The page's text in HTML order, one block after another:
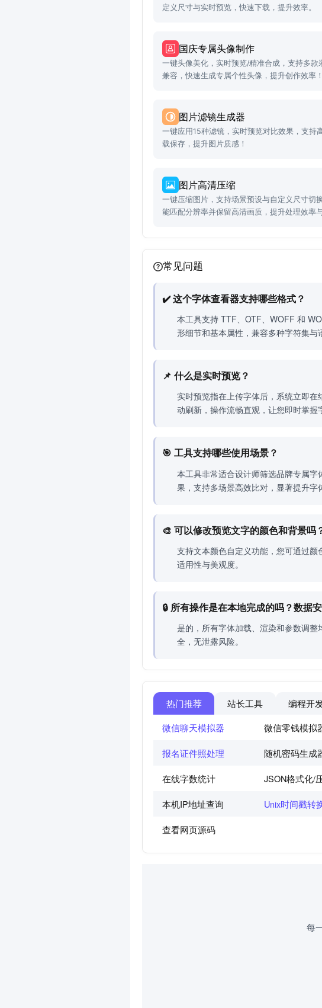
定义尺寸与实时预览，快速下载，提升效率。
国庆专属头像制作
一键头像美化，实时预览/精准合成，支持多款
兼容，快速生成专属个性头像，提升创作效率！
图片滤镜生成器
一键应用15种滤镜，实时预览对比效果，支持
载保存，提升图片质感！
图片高清压缩
一键压缩图片，支持场景预设与自定义尺寸切
能匹配分辨率并保留高清画质，提升处理效率
常见问题
✔️ 这个字体查看器支持哪些格式？
本工具支持 TTF、OTF、WOFF 和
形细节和基本属性，兼容多种字符集与
📌 什么是实时预览？
实时预览指在上传字体后，系统立即
动刷新，操作流畅直观，让您即时掌握
🎯 工具支持哪些使用场景？
本工具非常适合设计师筛选品牌专属
果，支持多场景高效比对，显著提升字
🎨 可以修改预览文字的颜色和背景吗
支持文本颜色自定义功能，您可通过
适用性与美观度。
🔒 所有操作是在本地完成的吗？数据
是的，所有字体加载、渲染和参数调
全，无泄露风险。
热门推荐 站长工具 编程开
微信聊天模拟器
微信零钱模拟
报名证件照处理 随机密码生成
在线字数统计 JSON格式化/
本机IP地址查询 Unix时间戳转
查看网页源码
每